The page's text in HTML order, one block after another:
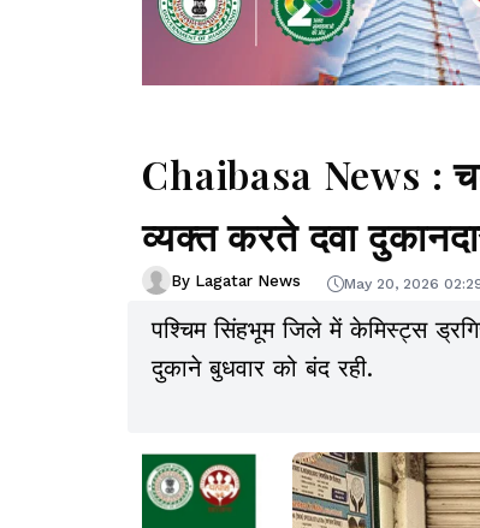
Chaibasa News :
व्यक्त करते दवा
By Lagatar News May 20, 2026
पश्चिम सिंहभूम जिले में केमिस्ट्स
दुकाने बुधवार को बंद रही.